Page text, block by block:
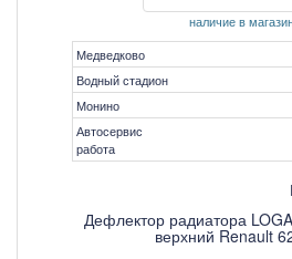
наличие в
Медведково
Водный стадион
Монино
Автосервис
работа
Дефлектор радиатора
верхний Renault